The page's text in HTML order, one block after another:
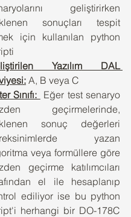
geliştirirken
sonuçları tespit
için kullanılan python
Yazılım DAL
A, B veya C
Sınıfı:
Eğer test senaryo
geçirmelerinde,
sonuç değerleri
yazan
veya formüllere göre
geçirme katılımcıları
el ile hesaplanıp
ediliyor ise bu python
herhangi bir DO-178C